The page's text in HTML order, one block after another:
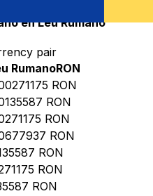
en Leu Rumano
pair
RumanoRON
RON
RON
RON
RON
RON
RON
RON